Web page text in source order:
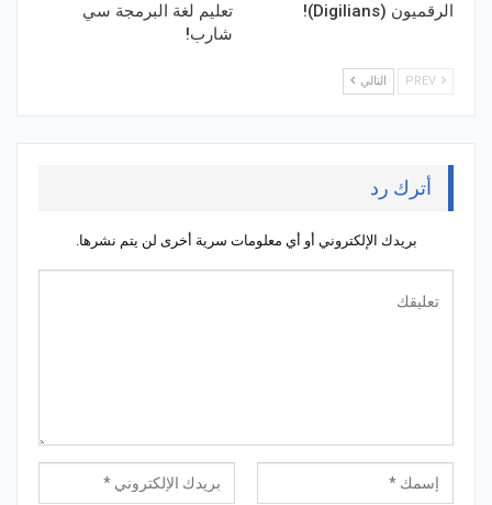
الرقميون (Digilians)!
تعليم لغة البرمجة سي
شارب!
التالي
أترك رد
بريدك الإلكتروني أو أي معلومات سرية أخرى لن يتم نشرها.